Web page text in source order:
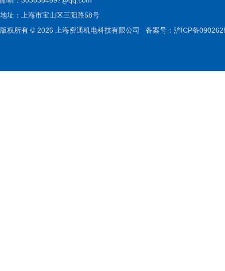
地址：上海市宝山区三阳路58号
版权所有 © 2026 上海密通机电科技有限公司 备案号：沪ICP备